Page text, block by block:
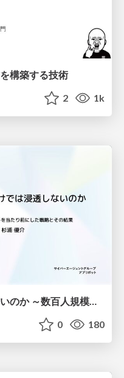
構築する技術
2 1k
なぜ勉強会だけでは浸透しないのか ～数百人規模の組織でコーディングエージェントを当たり前にした戦略とその結果～
0 180